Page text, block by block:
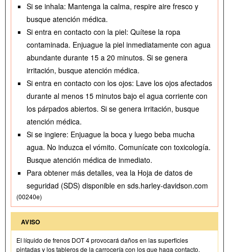
Si se inhala: Mantenga la calma, respire aire fresco y
busque atención médica.
Si entra en contacto con la piel: Quítese la ropa
contaminada. Enjuague la piel inmediatamente con agua
abundante durante 15 a 20 minutos. Si se genera
irritación, busque atención médica.
Si entra en contacto con los ojos: Lave los ojos afectados
durante al menos 15 minutos bajo el agua corriente con
los párpados abiertos. Si se genera irritación, busque
atención médica.
Si se ingiere: Enjuague la boca y luego beba mucha
agua. No induzca el vómito. Comunícate con toxicología.
Busque atención médica de inmediato.
Para obtener más detalles, vea la Hoja de datos de
seguridad (SDS) disponible en sds.harley-davidson.com
(00240e)
AVISO
El líquido de frenos DOT 4 provocará daños en las superficies
pintadas y los tableros de la carrocería con los que haga contacto.